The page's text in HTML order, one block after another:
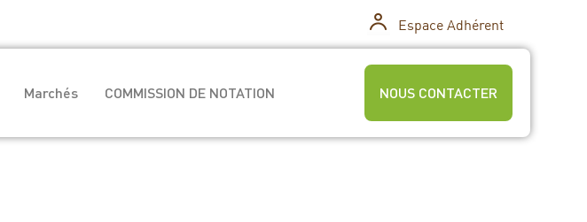
Espace Adhérent
Marchés COMMISSION DE NOTATION NOUS CONTACTER